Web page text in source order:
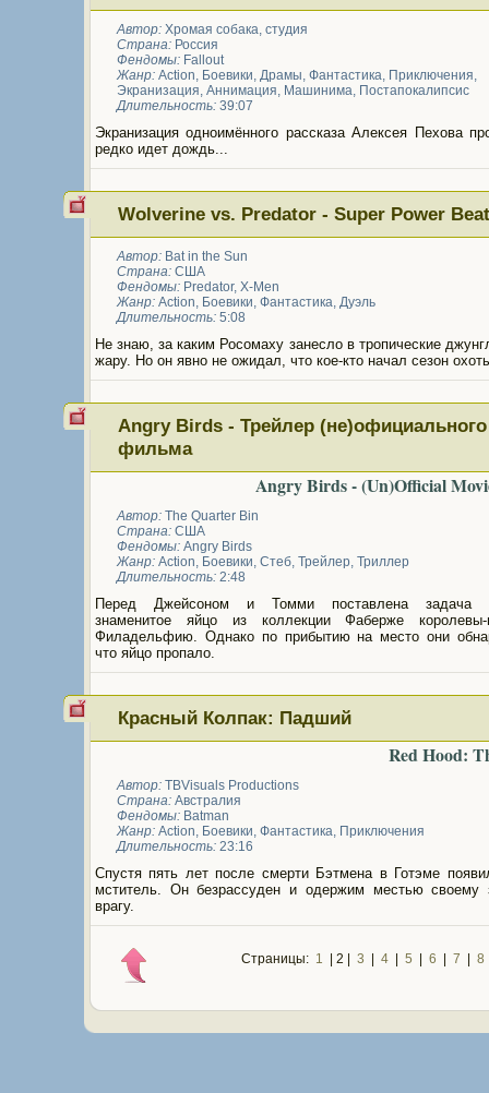
Автор: Хромая собака, студия
Страна: Россия
Фендомы: Fallout
Жанр: Action, Боевики, Драмы, Фантастика, Приключения,
Экранизация, Аннимация, Машинима, Постапокалипсис
Длительность: 39:07
Экранизация одноимённого рассказа Алексея Пехова
редко идет дождь...
Wolverine vs. Predator - Super Power
Автор: Bat in the Sun
Страна: США
Фендомы: Predator, X-Men
Жанр: Action, Боевики, Фантастика, Дуэль
Длительность: 5:08
Не знаю, за каким Росомаху занесло в тропические
жару. Но он явно не ожидал, что кое-кто начал сезон
Angry Birds - Трейлер (не)официального
фильма
Angry Birds - (Un)Official
Автор: The Quarter Bin
Страна: США
Фендомы: Angry Birds
Жанр: Action, Боевики, Стеб, Трейлер, Триллер
Длительность: 2:48
Перед Джейсоном и Томми поставлена задача
знаменитое яйцо из коллекции Фаберже
Филадельфию. Однако по прибытию на место они
что яйцо пропало.
Красный Колпак: Падший
Red Hood:
Автор: TBVisuals Productions
Страна: Австралия
Фендомы: Batman
Жанр: Action, Боевики, Фантастика, Приключения
Длительность: 23:16
Спустя пять лет после смерти Бэтмена в Готэме
мститель. Он безрассуден и одержим местью своему
врагу.
Страницы: 1 | 2 | 3 4 5 6 7 8